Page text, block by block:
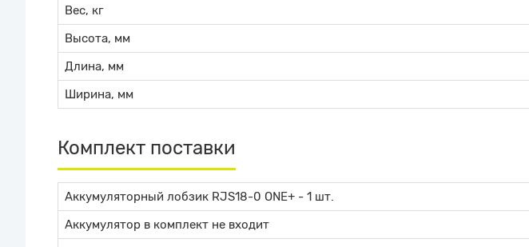
Вес, кг
Высота, мм
Длина, мм
Ширина, мм
Комплект поставки
Аккумуляторный лобзик RJS18-0 ONE+ - 1 шт.
Аккумулятор в комплект не входит